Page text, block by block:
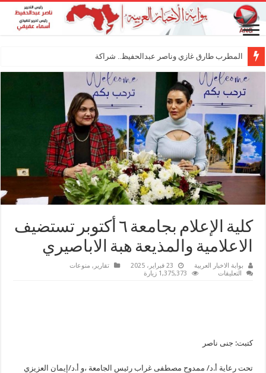
المطرب طارق غازي وناصر عبدالحفيظ.. شراكة فنية ترسم ملامح
كلية الإعلام بجامعة ٦ أكتوبر تستضيف
الاعلامية والمذيعة هبة الاباصيري
بوابة الاخبار العربية 23 فبراير، 2025 تقارير , منوعات
التعليقات
هبة
الاباصيري
1,375,373 زيارة
كتبت: جنى ناصر
تحت رعاية أ.د/ ممدوح مصطفى غراب رئيس الجامعة ،و أ.د/إيمان العزيزي